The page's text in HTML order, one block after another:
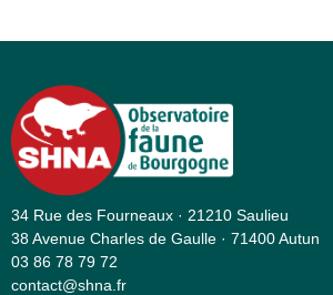
34 Rue des Fourneaux · 21210 Saulieu
38 Avenue Charles de Gaulle · 71400 Autun
03 86 78 79 72
contact@shna.fr